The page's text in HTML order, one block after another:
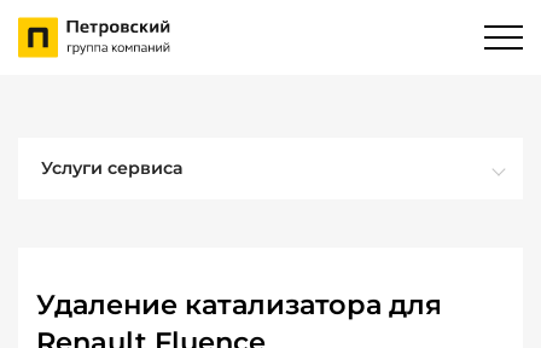
Услуги сервиса
Удаление катализатора для